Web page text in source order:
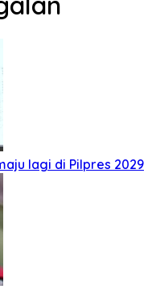
lagi di Pilpres 2029